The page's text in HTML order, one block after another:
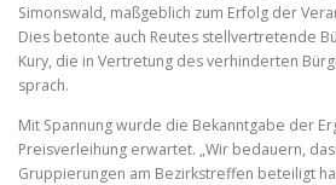
Simonswald, maßgeblich zum Erfolg der
Dies betonte auch Reutes stellvertretende
Kury, die in Vertretung des verhinderten
sprach.
Mit Spannung wurde die Bekanntgabe der
Preisverleihung erwartet. „Wir bedauern,
Gruppierungen am Bezirkstreffen beteiligt